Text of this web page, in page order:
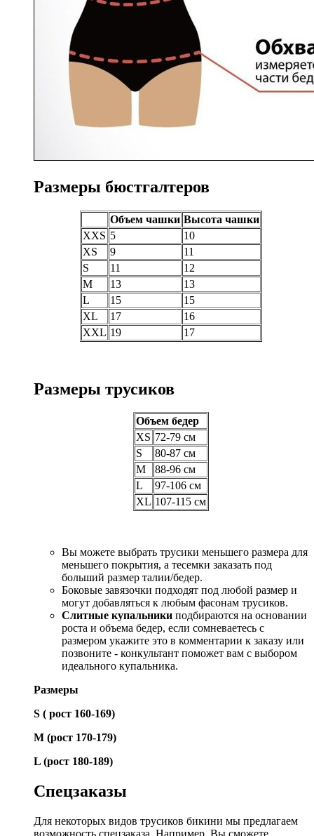
Размеры бюстгалтеров
Объем чашки Высота чашки
XXS 5
10
XS
9
11
S
11
12
M
13
13
L
15
15
XL
17
16
XXL 19 17
Размеры трусиков
Объем бедер
XS 72-79 см
S
80-87 см
M
88-96 см
L
97-106 см
XL 107-115 см
Вы можете выбрать трусики меньшего размера для
меньшего покрытия, а тесемки заказать под
больший размер талии/бедер.
Боковые завязочки подходят под любой размер и
могут добавляться к любым фасонам трусиков.
Слитные купальники подбираются на основании
роста и объема бедер, если сомневаетесь с
размером укажите это в комментарии к заказу или
позвоните - конкультант поможет вам с выбором
идеального купальника.
Размеры
S ( рост 160-169)
М (рост 170-179)
L (рост 180-189)
Спецзаказы
Для некоторых видов трусиков бикини мы предлагаем